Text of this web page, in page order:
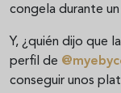
congela durante
Y, ¿quién dijo que
perfil de
conseguir unos